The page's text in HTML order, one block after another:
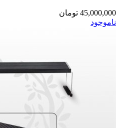
45,000,000 تومان
ناموجود